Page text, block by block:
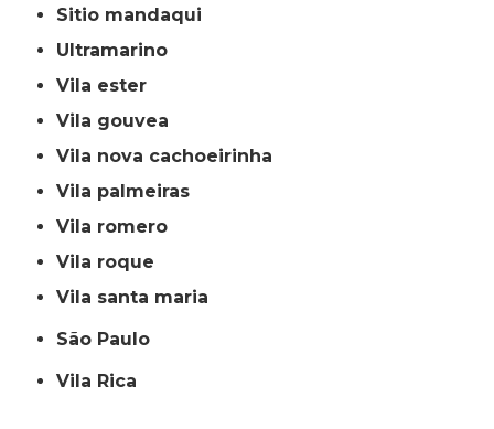
sitio mandaqui
ultramarino
vila ester
vila gouvea
vila nova cachoeirinha
vila palmeiras
vila romero
vila roque
vila santa maria
São Paulo
Vila Rica